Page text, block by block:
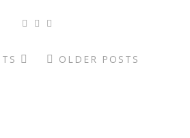
OLDER POSTS